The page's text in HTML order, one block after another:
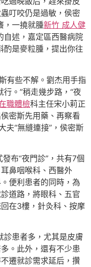
叮咬仍是過敏，侯密
，一撓就腫新竹 成人健
自述，嘉定區西醫病院
酌是麥粒腫，提出你往
有些不解。劉杰用手指
。”稍走幾步路，“夜
職體檢科主任宋小莉正
密斯先用藥、再察看
“無縫連接”，侯密斯
布“夜門診”，共有7個
鼻咽喉科、西醫外
便利患者的同時，為
道路，將眼科、五官
在3樓，針灸科、按摩
診患者多，尤其是皮膚
。此外，還有不少患
遷就診需求延后，攢